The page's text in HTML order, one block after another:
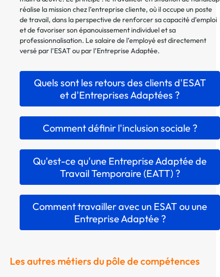
réalise la mission chez l’entreprise cliente, où il occupe un poste
de travail, dans la perspective de renforcer sa capacité d’emploi
et de favoriser son épanouissement individuel et sa
professionnalisation. Le salaire de l’employé est directement
versé par l’ESAT ou par l’Entreprise Adaptée.
Quels sont les retours des clients d'ESAT
et d'Entreprises Adaptées ?
Comment définir l'inclusion sociale ?
Qu'est-ce qu'une Entreprise Adaptée de
Travail Temporaire (EATT) ?
Comment travailler avec un ESAT ou une
Entreprise Adaptée ?
Les autres métiers du pôle de compétences